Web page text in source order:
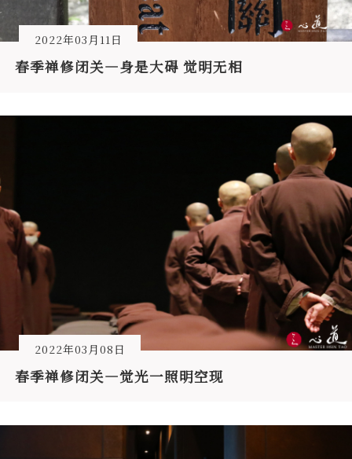
2022年03月11日
春季禅修闭关—身是大碍 觉明无相
2022年03月08日
春季禅修闭关—觉光一照明空现